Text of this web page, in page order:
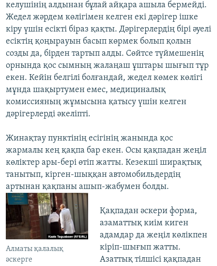
келушінің алдынан бұлай айқара ашыла бермейді.
Жедел жәрдем көлігімен келген екі дәрігер ішке
кіру үшін есікті біраз қақты. Дәрігерлердің бірі әуелі
есіктің қоңырауын басып көрмек болып қолын
созды да, бірден тартып алды. Сөйтсе түймешенің
орнында қос сымның жалаңаш ұштары шығып тұр
екен. Кейін белгілі болғандай, жедел көмек көлігі
мұнда шақыртумен емес, медициналық
комиссияның жұмысына қатысу үшін келген
дәрігерлерді әкеліпті.
Жинақтау пунктінің есігінің жанында қос
жармалы кең қақпа бар екен. Осы қақпадан жеңіл
көліктер ары-бері өтіп жатты. Кезекші ширақтық
танытып, кірген-шыққан автомобильдердің
артынан қақпаны ашып-жабумен болды.
Алматы қалалық
әскерге
Қақпадан әскери форма,
азаматтық киім киген
адамдар да жеңіл көлікпен
кіріп-шығып жатты.
Азаттық тілшісі қақпадан